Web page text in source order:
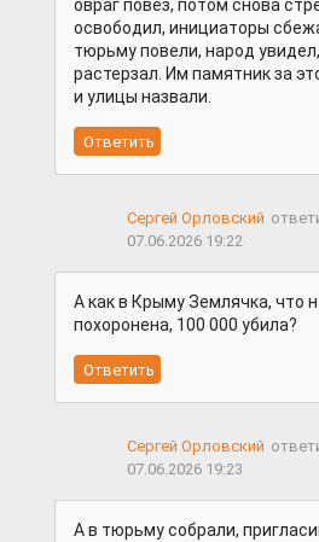
овраг повёз, потом снова
освободил, инициаторы
тюрьму повели, народ
растерзал. Им памятник за
и улицы назвали.
Сергей Орловский
07.06.2026 19:22
А как в Крыму Землячка, что
похоронена, 100 000 убила?
Сергей Орловский
07.06.2026 19:23
А в тюрьму собрали,